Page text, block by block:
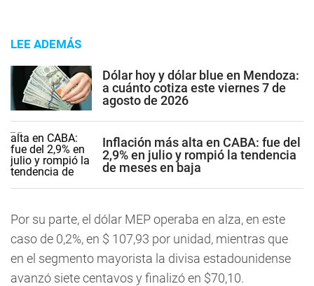
LEE ADEMÁS
Dólar hoy y dólar blue en Mendoza:
a cuánto cotiza este viernes 7 de
agosto de 2026
Inflación más alta en CABA: fue del
2,9% en julio y rompió la tendencia
de meses en baja
Por su parte, el dólar MEP operaba en alza, en este
caso de 0,2%, en $ 107,93 por unidad, mientras que
en el segmento mayorista la divisa estadounidense
avanzó siete centavos y finalizó en $70,10.